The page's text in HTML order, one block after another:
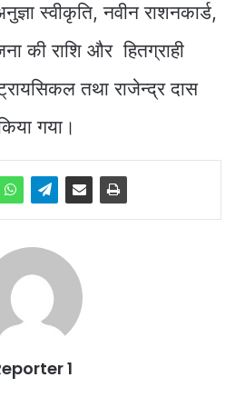
स्वीकृति, नवीन राशनकार्ड,
की राशि और हितग्राही
तथा राजेन्द्र दास
गया।
1